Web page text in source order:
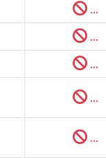
...
...
...
...
...